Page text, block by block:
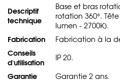
Descriptif
technique
Base et bras
rotation 360°.
lumen - 2700K).
Fabrication Fabrication à la
Conseils
d'utilisation
IP 20.
Garantie Garantie 2 ans.